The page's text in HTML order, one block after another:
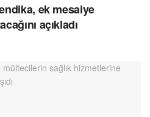
ek mesaiye
açıkladı